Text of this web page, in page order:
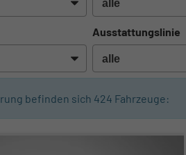
Ausstattungslinie
befinden sich 424 Fahrzeuge: